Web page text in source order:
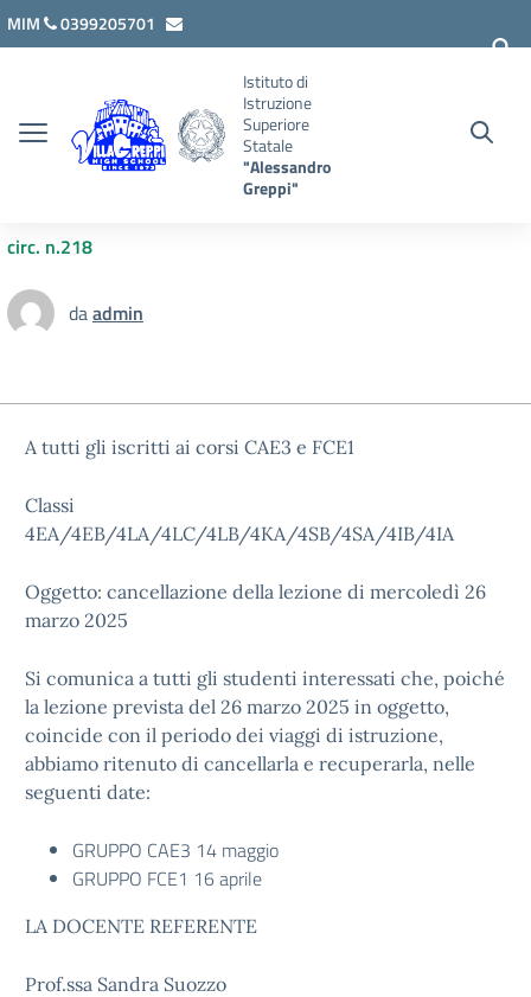
Vai ai contenuti
Vai al menu di navigazione
Vai al footer
MIM
0399205701
Istituto di
Istruzione
Superiore
Statale
"Alessandro
Greppi"
circ. n.218
daadmin
A tutti gli iscritti ai corsi CAE3 e FCE1
Classi
4EA/4EB/4LA/4LC/4LB/4KA/4SB/4SA/4IB/4IA
Oggetto: cancellazione della lezione di mercoledì 26
marzo 2025
Si comunica a tutti gli studenti interessati che, poiché
la lezione prevista del 26 marzo 2025 in oggetto,
coincide con il periodo dei viaggi di istruzione,
abbiamo ritenuto di cancellarla e recuperarla, nelle
seguenti date:
GRUPPO CAE3 14 maggio
GRUPPO FCE1 16 aprile
LA DOCENTE REFERENTE
Prof.ssa Sandra Suozzo